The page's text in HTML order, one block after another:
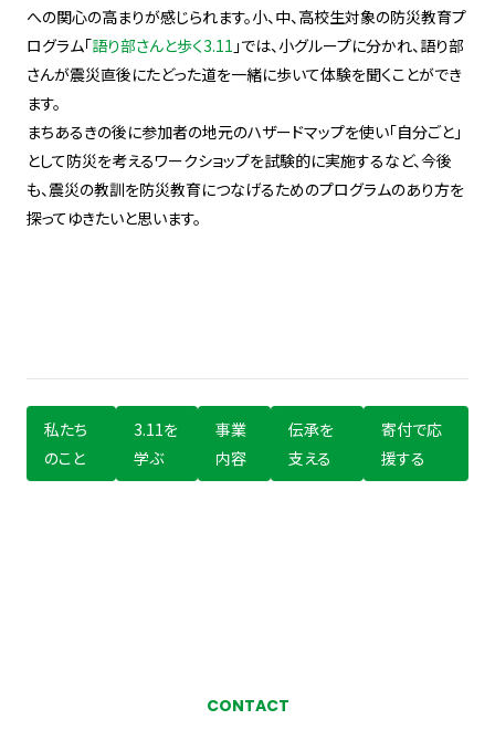
への関心の高まりが感じられます。小、中、高校生対象の防災教育プ
ログラム「語り部さんと歩く3.11 」では、小グループに分かれ、語り部
さんが震災直後にたどった道を一緒に歩いて体験を聞くことができ
ます。
まちあるきの後に参加者の地元のハザードマップを使い「自分ごと」
として防災を考えるワークショップを試験的に実施するなど、今後
も、震災の教訓を防災教育につなげるためのプログラムのあり方を
探ってゆきたいと思います。
私たち
のこと
3.11を
学ぶ
事業
内容
伝承を
支える
寄付で応
援する
CONTACT